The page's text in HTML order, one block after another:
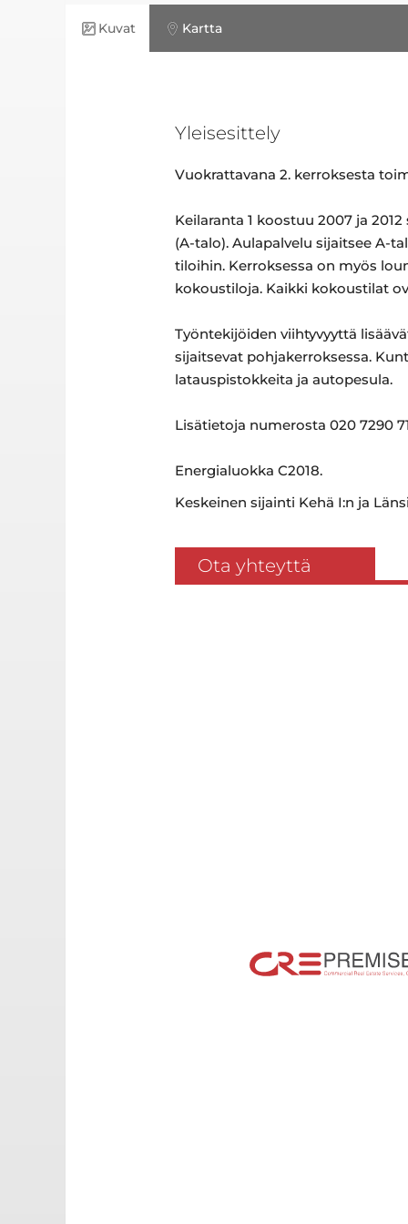
Kuvat Kartta
Yleisesittely
Vuokrattavana 2. kerroksesta
Keilaranta 1 koostuu 2007 ja
(A-talo). Aulapalvelu sijaitsee A-
tiloihin. Kerroksessa on myös
kokoustiloja. Kaikki kokoustilat
Työntekijöiden viihtyvyyttä
sijaitsevat pohjakerroksessa.
latauspistokkeita ja autopesula.
Lisätietoja numerosta 020 7290
Energialuokka C2018.
Keskeinen sijainti Kehä I:n ja
Ota yhteyttä